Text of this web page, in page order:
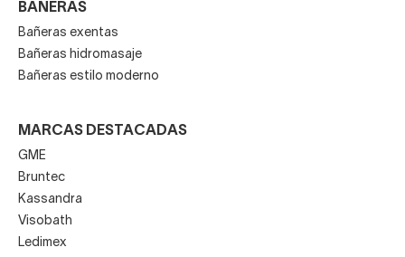
BAÑERAS
Bañeras exentas
Bañeras hidromasaje
Bañeras estilo moderno
MARCAS DESTACADAS
GME
Bruntec
Kassandra
Visobath
Ledimex